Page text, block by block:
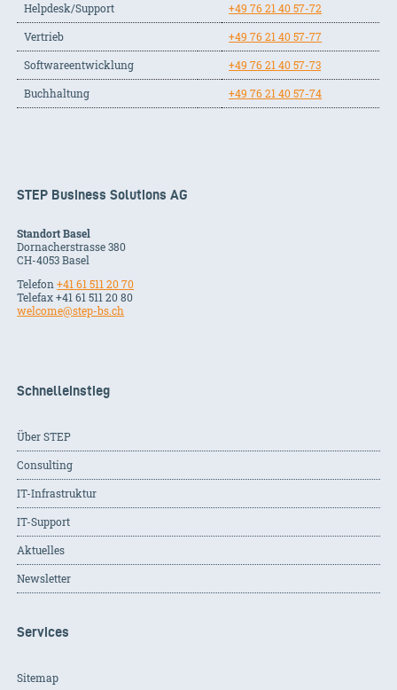
Helpdesk/Support
+49 76 21 40 57-72
Vertrieb
+49 76 21 40 57-77
Softwareentwicklung
+49 76 21 40 57-73
Buchhaltung
+49 76 21 40 57-74
STEP Business Solutions AG
Standort Basel
Dornacherstrasse 380
CH-4053Basel
Telefon+41 61 511 20 70
Telefax +41 61 511 20 80
welcome@step-bs.ch
Schnelleinstieg
Über STEP
Consulting
IT-Infrastruktur
IT-Support
Aktuelles
Newsletter
Services
Sitemap